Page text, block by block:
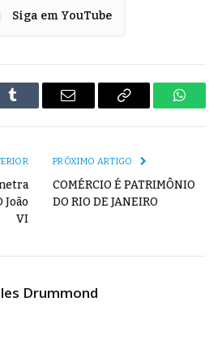
Siga em YouTube
Tumblr
E-
Copiar
João
VI
PRÓXIMO ARTIGO
COMÉRCIO É PATRIMÔNIO
DO RIO DE JANEIRO
Drummond